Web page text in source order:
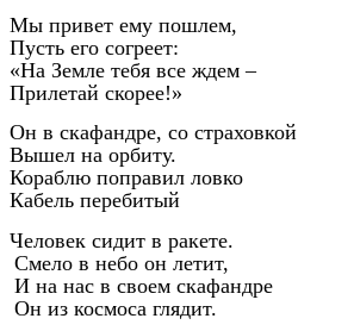
Мы привет ему пошлем,
Пусть его согреет:
«На Земле тебя все ждем –
Прилетай скорее!»
Он в скафандре, со страховкой
Вышел на орбиту.
Кораблю поправил ловко
Кабель перебитый
Человек сидит в ракете.
Смело в небо он летит,
И на нас в своем скафандре
Он из космоса глядит.